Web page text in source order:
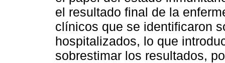
el resultado final de la
clínicos que se identificaron
hospitalizados, lo que
sobrestimar los resultados,